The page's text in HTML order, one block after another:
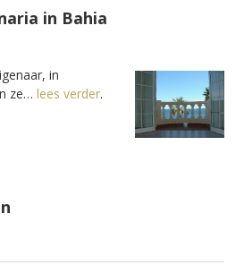
in Bahia
in
ze…lees verder.